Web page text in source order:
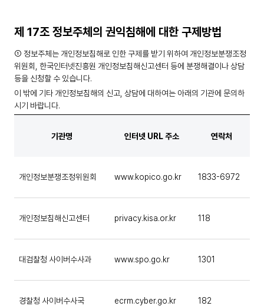
제 17조 정보주체의 권익침해에 대한 구제방법
① 정보주체는 개인정보침해로 인한 구제를 받기 위하여 개인정보분쟁조정
위원회, 한국인터넷진흥원 개인정보침해신고센터 등에 분쟁해결이나 상담
등을 신청할 수 있습니다.
이 밖에 기타 개인정보침해의 신고, 상담에 대하여는 아래의 기관에 문의하
시기 바랍니다.
기관명 인터넷 URL 주소 연락처
개인정보분쟁조정위원회 www.kopico.go.kr 1833-6972
개인정보침해신고센터 privacy.kisa.or.kr 118
대검찰청 사이버수사과 www.spo.go.kr 1301
경찰청 사이버수사국 ecrm.cyber.go.kr 182